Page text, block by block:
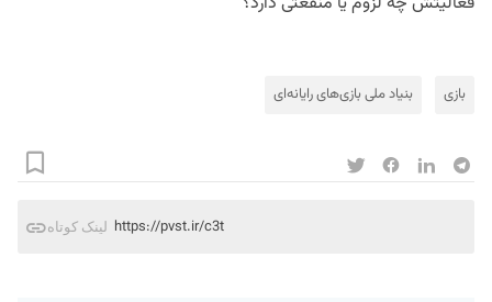
بازی بنیاد ملی بازی‌های رایانه‌ای
لینک کوتاه https://pvst.ir/c3t